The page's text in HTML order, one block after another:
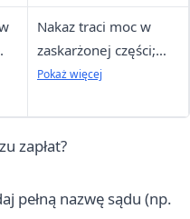
argumentami, ale
nakaz jest
egzekwowalny do
czasu wyroku.
Nakaz traci moc w
zaskarżonej części;
sprawa przechodzi do
egzekucja
wstrzymana
Pokaż więcej
zapłat?
pełną nazwę sądu (np.